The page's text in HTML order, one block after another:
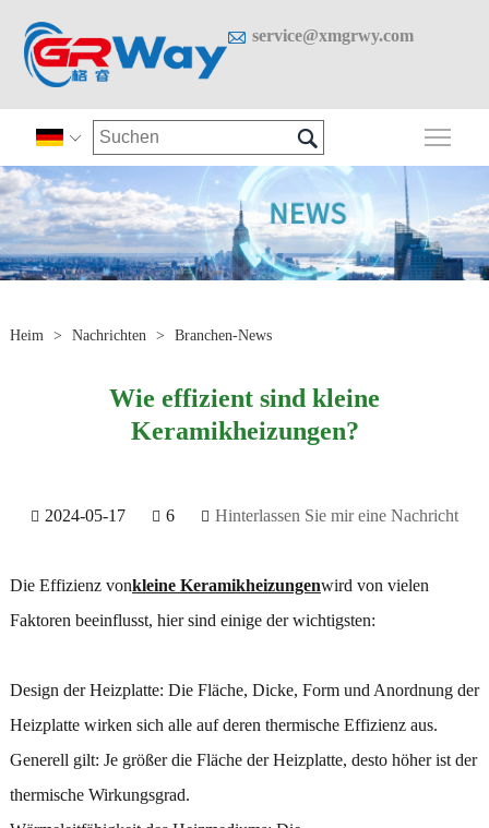
 service@xmgrwy.com
 
Heim > Nachrichten > Branchen-News
Wie effizient sind kleine
Keramikheizungen?
2024-05-17 6 Hinterlassen Sie mir eine Nachricht
Die Effizienz vonkleine Keramikheizungenwird von vielen
Faktoren beeinflusst, hier sind einige der wichtigsten:
Design der Heizplatte: Die Fläche, Dicke, Form und Anordnung der
Heizplatte wirken sich alle auf deren thermische Effizienz aus.
Generell gilt: Je größer die Fläche der Heizplatte, desto höher ist der
thermische Wirkungsgrad.